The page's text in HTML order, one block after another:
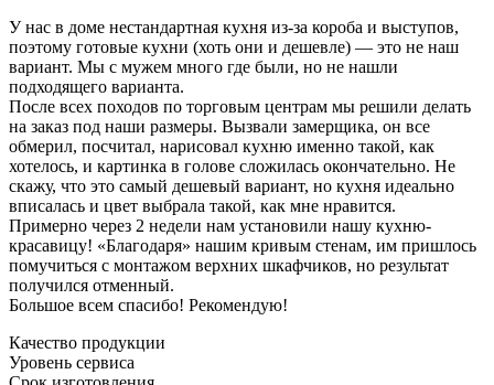
У нас в доме нестандартная кухня из-за короба и выступов,
поэтому готовые кухни (хоть они и дешевле) — это не наш
вариант. Мы с мужем много где были, но не нашли
подходящего варианта.
После всех походов по торговым центрам мы решили делать
на заказ под наши размеры. Вызвали замерщика, он все
обмерил, посчитал, нарисовал кухню именно такой, как
хотелось, и картинка в голове сложилась окончательно. Не
скажу, что это самый дешевый вариант, но кухня идеально
вписалась и цвет выбрала такой, как мне нравится.
Примерно через 2 недели нам установили нашу кухню-
красавицу! «Благодаря» нашим кривым стенам, им пришлось
помучиться с монтажом верхних шкафчиков, но результат
получился отменный.
Большое всем спасибо! Рекомендую!
Качество продукции
Уровень сервиса